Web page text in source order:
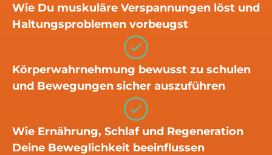
Wie Du muskuläre Verspannungen löst und
Haltungsproblemen vorbeugst
Körperwahrnehmung bewusst zu schulen
und Bewegungen sicher auszuführen
Wie Ernährung, Schlaf und Regeneration
Deine Beweglichkeit beeinflussen